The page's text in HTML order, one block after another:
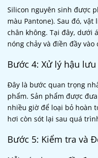
Silicon nguyên sinh được
màu Pantone). Sau đó,
chân không. Tại đây, dưới
nóng chảy và điền đầy vào
Bước 4: Xử lý hậu
Đây là bước quan trọng
phẩm. Sản phẩm được
nhiều giờ để loại bỏ hoàn
hơi còn sót lại sau quá
Bước 5: Kiểm tra và